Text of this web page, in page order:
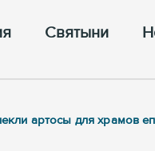
Cвятыни
артосы для храмов